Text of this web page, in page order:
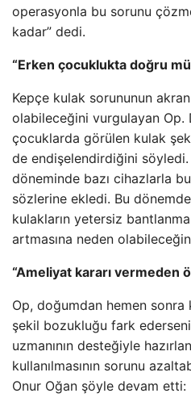
operasyonla bu sorunu
kadar” dedi.
“Erken çocuklukta doğru
Kepçe kulak sorununun
olabileceğini vurgulayan Op.
çocuklarda görülen kulak
de endişelendirdiğini
döneminde bazı cihazlarla
sözlerine ekledi. Bu
kulakların yetersiz
artmasına neden
“Ameliyat kararı vermeden
Op, doğumdan hemen
şekil bozukluğu fark
uzmanının desteğiyle
kullanılmasının sorunu
Onur Oğan şöyle devam etti: